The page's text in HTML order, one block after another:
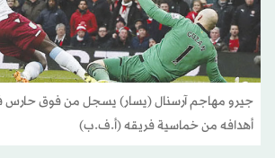
جيرو مهاجم آرسنال (يسار) يسجل من فوق حارس
أهدافه من خماسية فريقه (أ.ف.ب)